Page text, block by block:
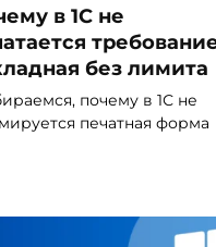
в 1С не
без лимита
почему в 1С не
печатная форма